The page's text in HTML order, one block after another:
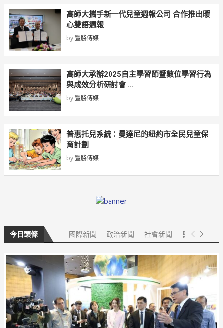
高師大攜手新一代兒童週報公司 合作推出暖
心雙語週報
by 豐勝傳媒
高師大承辦2025自主學習節暨數位學習行為
與成效分析研討會 ...
by 豐勝傳媒
普惠托兒系統：曼達尼的紐約市全民兒童保
育計劃
by 豐勝傳媒
今日頭條 國際新聞 政治新聞 社會新聞